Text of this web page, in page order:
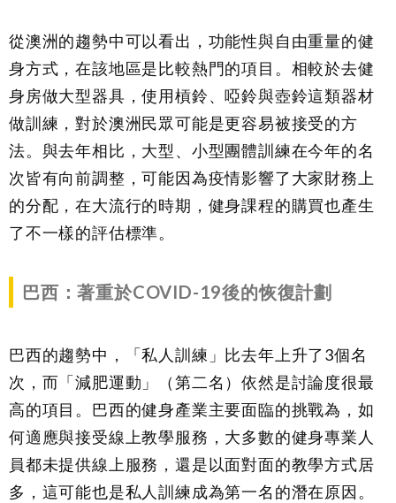
從澳洲的趨勢中可以看出，功能性與自由重量的健
身方式，在該地區是比較熱門的項目。相較於去健
身房做大型器具，使用槓鈴、啞鈴與壺鈴這類器材
做訓練，對於澳洲民眾可能是更容易被接受的方
法。與去年相比，大型、小型團體訓練在今年的名
次皆有向前調整，可能因為疫情影響了大家財務上
的分配，在大流行的時期，健身課程的購買也產生
了不一樣的評估標準。
巴西：著重於COVID-19後的恢復計劃
巴西的趨勢中，「私人訓練」比去年上升了3個名
次，而「減肥運動」（第二名）依然是討論度很最
高的項目。巴西的健身產業主要面臨的挑戰為，如
何適應與接受線上教學服務，大多數的健身專業人
員都未提供線上服務，還是以面對面的教學方式居
多，這可能也是私人訓練成為第一名的潛在原因。